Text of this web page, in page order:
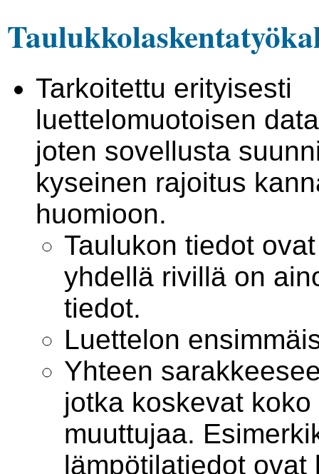
Tarkoitettu erityisesti
luettelomuotoisen
joten sovellusta
kyseinen rajoitus
huomioon.
Taulukon tiedot
yhdellä rivillä on
tiedot.
Luettelon
Yhteen
jotka koskevat
muuttujaa.
lämpötilatiedot